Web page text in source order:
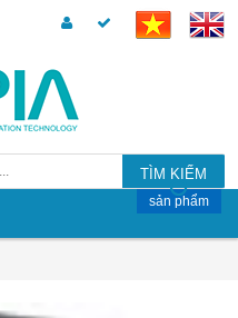
TÌM KIẾM
sản phẩm